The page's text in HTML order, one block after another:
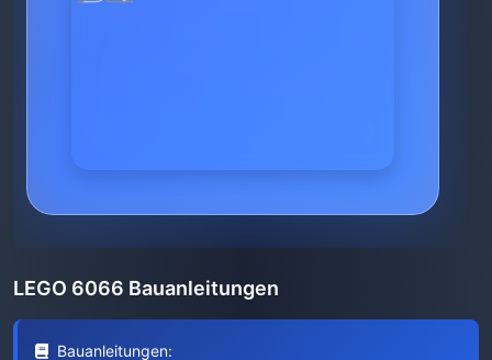
LEGO 6066 Bauanleitungen
Bauanleitungen: